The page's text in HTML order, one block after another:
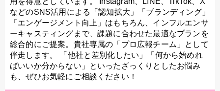
などのSNS活用による「認知拡大」「ブランディング」
「エンゲージメント向上」はもちろん、インフルエンサ
ーキャスティングまで、課題に合わせた最適なプランを
総合的にご提案。貴社専属の「プロ広報チーム」として
伴走します。 「他社と差別化したい」「何から始めれ
ばいいか分からない」といったざっくりとしたお悩み
も、ぜひお気軽にご相談ください！